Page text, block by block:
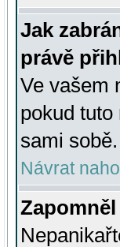
Jak
právě
Ve vašem
pokud tuto
sami
Návrat